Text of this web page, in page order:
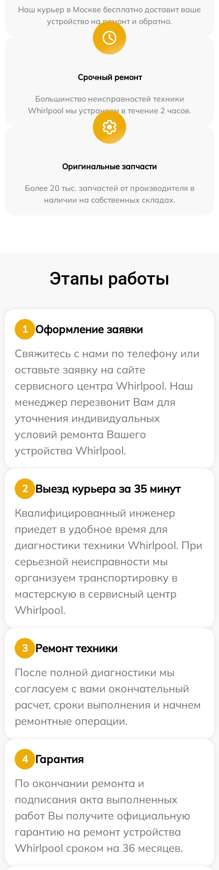
Наш курьер в Москве бесплатно доставит ваше
устройство на ремонт и обратно.
Срочный ремонт
Большинство неисправностей техники
Whirlpool мы устраняем в течение 2 часов.
Оригинальные запчасти
Более 20 тыс. запчастей от производителя в
наличии на собственных складах.
Этапы работы
1
Оформление заявки
Свяжитесь с нами по телефону или
оставьте заявку на сайте
сервисного центра Whirlpool. Наш
менеджер перезвонит Вам для
уточнения индивидуальных
условий ремонта Вашего
устройства Whirlpool.
2
Выезд курьера за 35 минут
Квалифицированный инженер
приедет в удобное время для
диагностики техники Whirlpool. При
серьезной неисправности мы
организуем транспортировку в
мастерскую в сервисный центр
Whirlpool.
3
Ремонт техники
После полной диагностики мы
согласуем с вами окончательный
расчет, сроки выполнения и начнем
ремонтные операции.
4
Гарантия
По окончании ремонта и
подписания акта выполненных
работ Вы получите официальную
гарантию на ремонт устройства
Whirlpool сроком на 36 месяцев.